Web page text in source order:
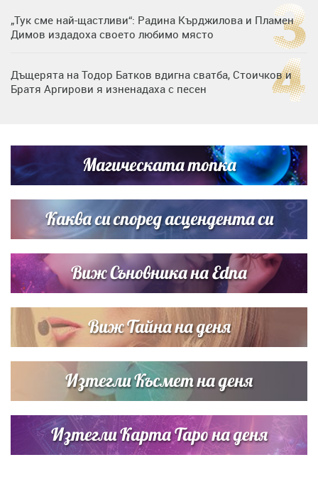
„Тук сме най-щастливи“: Радина Кърджилова и Пламен
Димов издадоха своето любимо място
Дъщерята на Тодор Батков вдигна сватба, Стоичков и
Братя Аргирови я изненадаха с песен
Списъкът е ясен: Джей Ло и Риана във ВИП гостите на
сватбата на Роналдо
Магическата топка
Каква си според асцендента си
Виж Съновника на Edna
Виж Тайна на деня
Изтегли Късмет на деня
Изтегли Карта Таро на деня